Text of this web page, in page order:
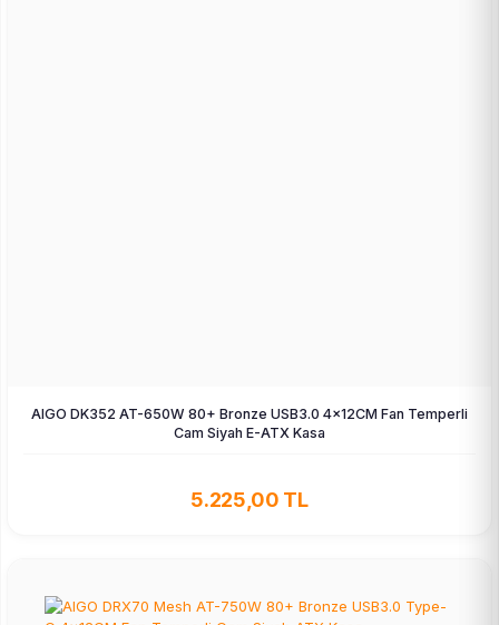
AIGO DK352 AT-650W 80+ Bronze USB3.0 4×12CM Fan Temperli
Cam Siyah E-ATX Kasa
5.225,00 TL